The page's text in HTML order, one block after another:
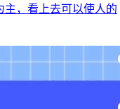
主，看上去可以使人的